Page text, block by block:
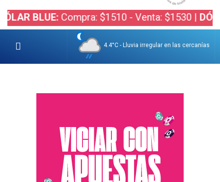
Compra: $1510 - Venta: $1530 |DÓLAR
4.4°C - Lluvia irregular en las cercanías